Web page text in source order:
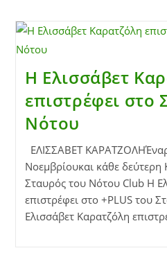
Η Ελισσάβετ
επιστρέφει στο
Νότου
ΕΛΙΣΣΑΒΕΤ
Νοεμβρίουκαι κάθε
Σταυρός του Νότου Club Η
επιστρέφει στο +PLUS του
Ελισσάβετ Καρατζόλη